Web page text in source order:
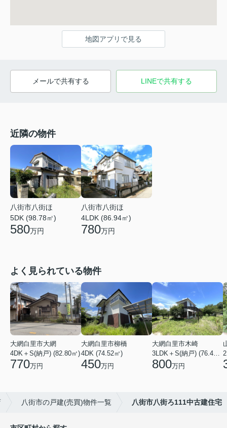
地図アプリで見る
メールで共有する LINEで共有する
近隣の物件
八街市八街ほ
5DK (98.78㎡)
580万円
八街市八街ほ
4LDK (86.94㎡)
780万円
よく見られている物件
大網白里市大網
4DK＋S(納戸) (82.80㎡)
770万円
大網白里市柳橋
4DK (74.52㎡)
450万円
大網白里市木崎
3LDK＋S(納戸) (76.40㎡)
800万円
八街市の戸建(売買)物件一覧 八街市八街ろ111中古建住宅